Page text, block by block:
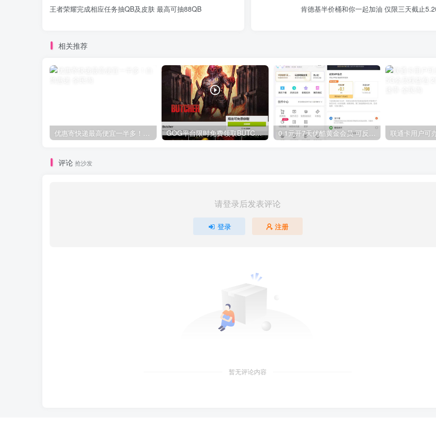
王者荣耀完成相应任务抽QB及皮肤 最高可抽88QB
肯德基半价桶和你一起加油 仅限三天截止
相关推荐
优惠寄快递最高便宜一半多！白鸽惠递 GOG平台限时免费领取BUTCHER（屠夫） 0.1元开7天优酷黄金会员 可反复开通需要关闭自动续费
评论 抢沙发
请登录后发表评论
登录 注册
暂无评论内容